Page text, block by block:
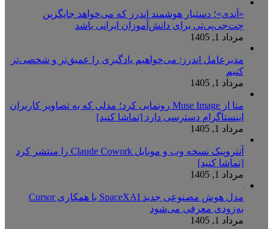
«اَندی»؛ دستیار هوشمند اندرز که می‌خواهد جایگزین
چت‌جی‌پی‌تی برای دانش‌آموزان ایرانی باشد
مرداد 1, 1405
مدیرعامل اندرز: می‌خواهیم یادگیری را عمیق‌تر و شخصی‌تر
کنیم
مرداد 1, 1405
متا از Muse Image رونمایی کرد؛ مدلی که به تصاویر کاربران
اینستاگرام دسترسی دارد [تماشا کنید]
مرداد 1, 1405
آنتروپیک نسخه وب و موبایل Claude Cowork را منتشر کرد
[تماشا کنید]
مرداد 1, 1405
مدل هوش مصنوعی جدید SpaceXAI با همکاری Cursor
به‌زودی معرفی می‌شود
مرداد 1, 1405